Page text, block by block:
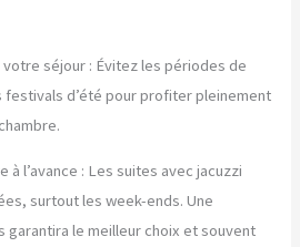
séjour : Évitez les périodes de
d’été pour profiter pleinement
à l’avance : Les suites avec jacuzzi
surtout les week-ends. Une
garantira le meilleur choix et souvent